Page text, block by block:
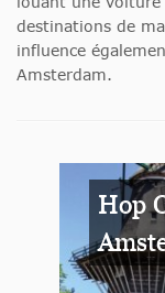
destinations de
influence
Amsterdam.
Hop